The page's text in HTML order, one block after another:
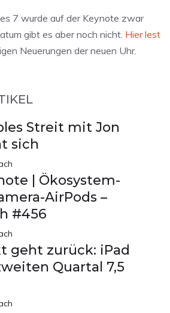
7 wurde auf der Keynote zwar
gibt es aber noch nicht. Hier lest
Neuerungen der neuen Uhr.
Streit mit Jon
sich
| Ökosystem-
AirPods –
#456
geht zurück: iPad
Quartal 7,5